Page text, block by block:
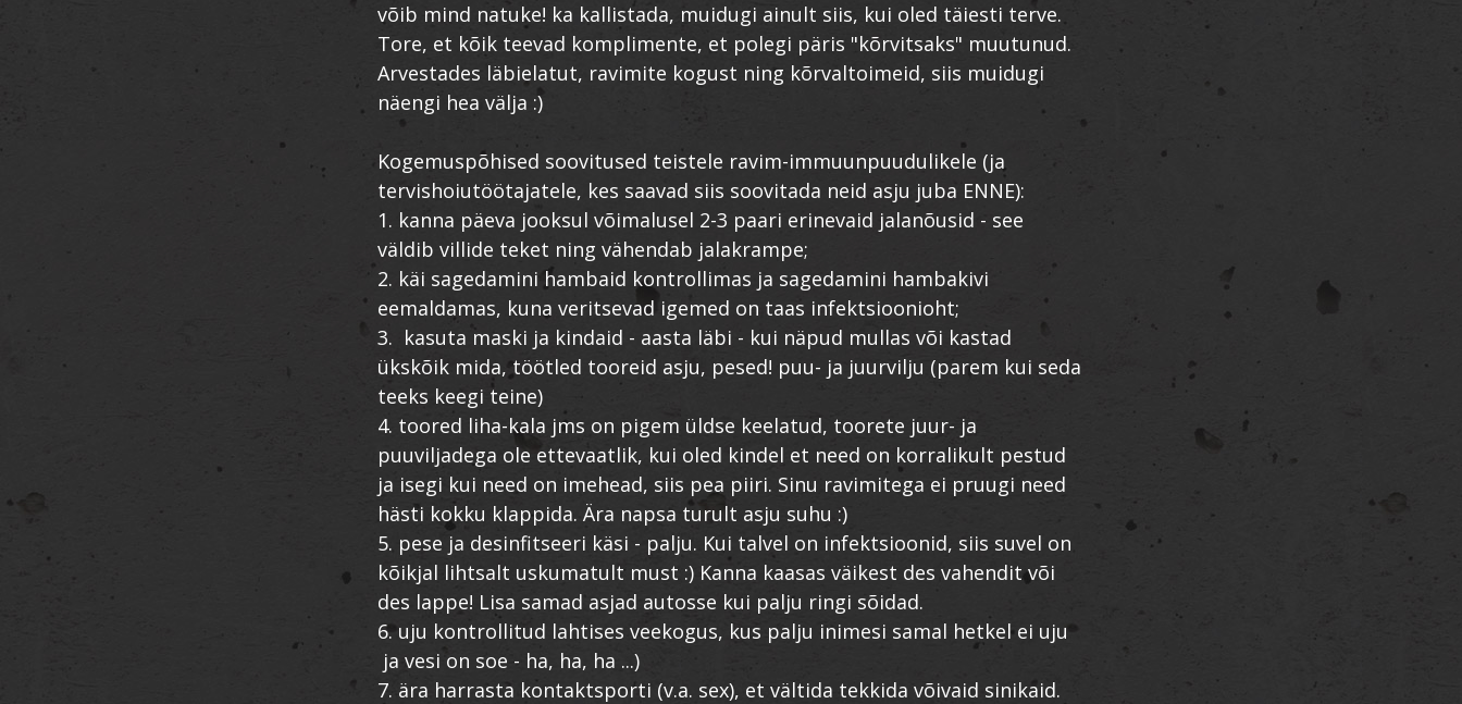
võib mind natuke! ka kallistada, muidugi ainult siis, kui oled täiesti terve.
Tore, et kõik teevad komplimente, et polegi päris "kõrvitsaks" muutunud.
Arvestades läbielatut, ravimite kogust ning kõrvaltoimeid, siis muidugi
näengi hea välja :)
Kogemuspõhised soovitused teistele ravim-immuunpuudulikele (ja
tervishoiutöötajatele, kes saavad siis soovitada neid asju juba ENNE):
1. kanna päeva jooksul võimalusel 2-3 paari erinevaid jalanõusid - see
väldib villide teket ning vähendab jalakrampe;
2. käi sagedamini hambaid kontrollimas ja sagedamini hambakivi
eemaldamas, kuna veritsevad igemed on taas infektsioonioht;
3. kasuta maski ja kindaid - aasta läbi - kui näpud mullas või kastad
ükskõik mida, töötled tooreid asju, pesed! puu- ja juurvilju (parem kui seda
teeks keegi teine)
4. toored liha-kala jms on pigem üldse keelatud, toorete juur- ja
puuviljadega ole ettevaatlik, kui oled kindel et need on korralikult pestud
ja isegi kui need on imehead, siis pea piiri. Sinu ravimitega ei pruugi need
hästi kokku klappida. Ära napsa turult asju suhu :)
5. pese ja desinfitseeri käsi - palju. Kui talvel on infektsioonid, siis suvel on
kõikjal lihtsalt uskumatult must :) Kanna kaasas väikest des vahendit või
des lappe! Lisa samad asjad autosse kui palju ringi sõidad.
6. uju kontrollitud lahtises veekogus, kus palju inimesi samal hetkel ei uju
ja vesi on soe - ha, ha, ha ...)
7. ära harrasta kontaktsporti (v.a. sex), et vältida tekkida võivaid sinikaid.